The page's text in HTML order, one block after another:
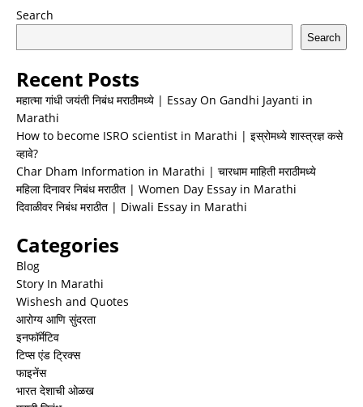
Search
Search
Recent Posts
महात्मा गांधी जयंती निबंध मराठीमध्ये | Essay On Gandhi Jayanti in
Marathi
How to become ISRO scientist in Marathi | इस्रोमध्ये शास्त्रज्ञ कसे
व्हावे?
Char Dham Information in Marathi | चारधाम माहिती मराठीमध्ये
महिला दिनावर निबंध मराठीत | Women Day Essay in Marathi
दिवाळीवर निबंध मराठीत | Diwali Essay in Marathi
Categories
Blog
Story In Marathi
Wishesh and Quotes
आरोग्य आणि सुंदरता
इनफॉर्मेटिव
टिप्स एंड ट्रिक्स
फाइनेंस
भारत देशाची ओळख